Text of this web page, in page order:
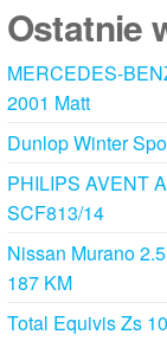
Ostatnie
MERCEDES-
2001 Matt
Dunlop Winter
PHILIPS AVENT
SCF813/14
Nissan Murano
187 KM
Total Equivis Zs